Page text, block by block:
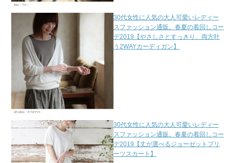
30代女性に人気の大人可愛いレディー
スファッション通販。春夏の着回しコー
デ2019【やさしさとすっきり、両方叶
う2WAYカーディガン】
30代女性に人気の大人可愛いレディー
スファッション通販。春夏の着回しコー
デ2019【丈が選べるジョーゼットプリ
ーツスカート】